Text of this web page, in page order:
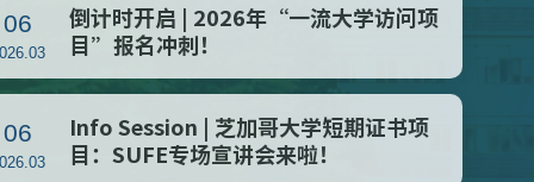
06
2026.03
倒计时开启 | 2026年“一流大学访问项
目”报名冲刺！
06
2026.03
Info Session | 芝加哥大学短期证书项
目：SUFE专场宣讲会来啦！